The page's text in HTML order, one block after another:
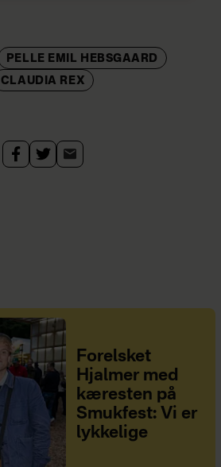
PELLE EMIL HEBSGAARD
CLAUDIA REX
Forelsket
Hjalmer med
kæresten på
Smukfest: Vi er
lykkelige